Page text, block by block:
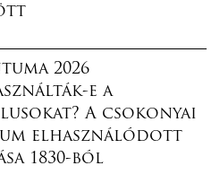
2026
e a
A csokonyai
elhasználódott
1830-ból